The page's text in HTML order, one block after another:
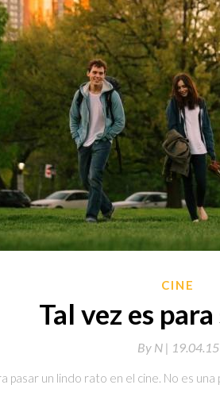
CINE
Tal vez es
By N | 19.04.15
pasar un lindo rato en el cine. No es